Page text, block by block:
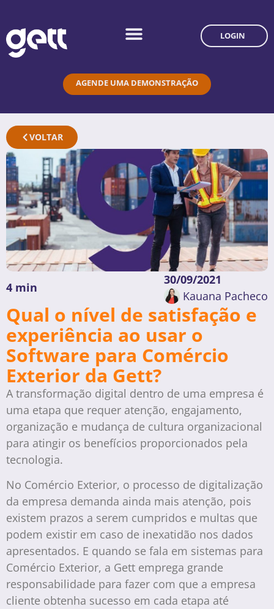
LOGIN
AGENDE UMA DEMONSTRAÇÃO
VOLTAR
4 min
30/09/2021
Kauana Pacheco
Qual o nível de satisfação e
experiência ao usar o
Software para Comércio
Exterior da Gett?
A transformação digital dentro de uma empresa é
uma etapa que requer atenção, engajamento,
organização e mudança de cultura organizacional
para atingir os benefícios proporcionados pela
tecnologia.
No Comércio Exterior, o processo de digitalização
da empresa demanda ainda mais atenção, pois
existem prazos a serem cumpridos e multas que
podem existir em caso de inexatidão nos dados
apresentados. E quando se fala em sistemas para
Comércio Exterior, a Gett emprega grande
responsabilidade para fazer com que a empresa
cliente obtenha sucesso em cada etapa até